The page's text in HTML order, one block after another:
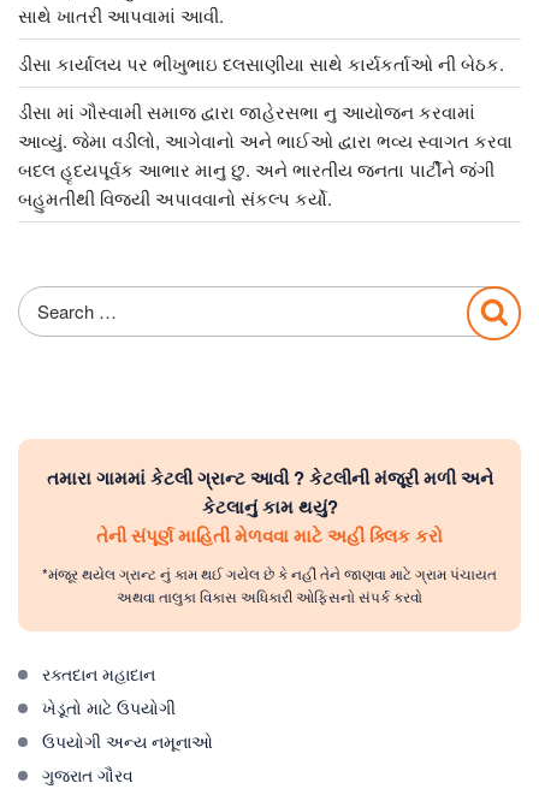
સાથે ખાતરી આપવામાં આવી.
ડીસા કાર્યાલય પર ભીખુભાઇ દલસાણીયા સાથે કાર્યકર્તાઓ ની બેઠક.
ડીસા માં ગૌસ્વામી સમાજ દ્વારા જાહેરસભા નુ આયોજન કરવામાં
આવ્યું. જેમા વડીલો, આગેવાનો અને ભાઈઓ દ્વારા ભવ્ય સ્વાગત કરવા
બદલ હૃદયપૂર્વક આભાર માનુ છુ. અને ભારતીય જનતા પાર્ટીને જંગી
બહુમતીથી વિજયી અપાવવાનો સંકલ્પ કર્યો.
Search
for:
તમારા ગામમાં કેટલી ગ્રાન્ટ આવી ? કેટલીની મંજૂરી મળી અને
કેટલાનું કામ થયું?
તેની સંપૂર્ણ માહિતી મેળવવા માટે અહીં ક્લિક કરો
*મંજૂર થયેલ ગ્રાન્ટ નું કામ થઈ ગયેલ છે કે નહીં તેને જાણવા માટે ગ્રામ પંચાયત
અથવા તાલુકા વિકાસ અધિકારી ઓફિસનો સંપર્ક કરવો
રક્તદાન મહાદાન
ખેડૂતો માટે ઉપયોગી
ઉપયોગી અન્ય નમૂનાઓ
ગુજરાત ગૌરવ